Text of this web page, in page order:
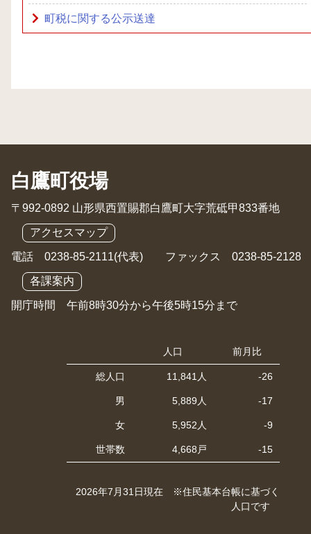
町税に関する公示送達
白鷹町役場
〒992-0892 山形県西置賜郡白鷹町大字荒砥甲833番地
アクセスマップ
電話 0238-85-2111(代表) ファックス 0238-85-2128
各課案内
開庁時間 午前8時30分から午後5時15分まで
人口 前月比
総人口 11,841人 -26
男 5,889人 -17
女 5,952人 -9
世帯数 4,668戸 -15
2026年7月31日現在 ※住民基本台帳に基づく
人口です